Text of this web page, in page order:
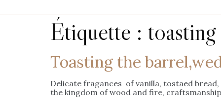
Étiquette : toasting
Toasting the
Delicate fragances of vanilla, tostaed
the kingdom of wood and fire,